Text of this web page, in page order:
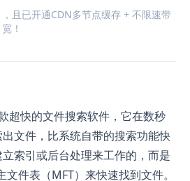
，且已开通CDN多节点缓存 + 不限速带
宽！
超快的文件搜索软件，它在数秒
文件，比系统自带的搜索功能快
索引或后台处理来工作的，而是
件表（MFT）来快速找到文件。